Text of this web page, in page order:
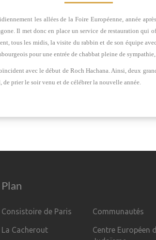
les allées de la Foire Européenne, année
Il met donc en place un service de restauration qui
tous les midis, la visite du rabbin et de son équipe
pour une entrée de chabbat pleine de
avec le début de Roch Hachana. Ainsi, deux
prier le soir venu et de célébrer la nouvelle année.
Plan
Consistoire de Paris
La Cacherout
Communautés
Centre Européen